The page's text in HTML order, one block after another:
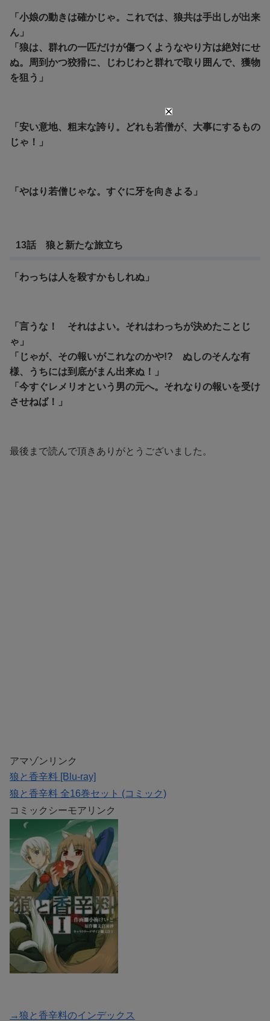
「小娘の動きは確かじゃ。これでは、狼共は手出しが出来
ん」
「狼は、群れの一匹だけが傷つくようなやり方は絶対にせ
ぬ。周到かつ狡猾に、じわじわと群れで取り囲んで、獲物
を狙う」
「安い意地、粗末な誇り。どれも若僧が、大事にするもの
じゃ！」
「やはり若僧じゃな。すぐに牙を向きよる」
13話 狼と新たな旅立ち
「わっちは人を殺すかもしれぬ」
「言うな！ それはよい。それはわっちが決めたことじ
ゃ」
「じゃが、その報いがこれなのかや!? ぬしのそんな有
様、うちには到底がまん出来ぬ！」
「今すぐレメリオという男の元へ。それなりの報いを受け
させねば！」
最後まで読んで頂きありがとうございました。
アマゾンリンク
狼と香辛料 [Blu-ray]
狼と香辛料 全16巻セット (コミック)
コミックシーモアリンク
→狼と香辛料のインデックス